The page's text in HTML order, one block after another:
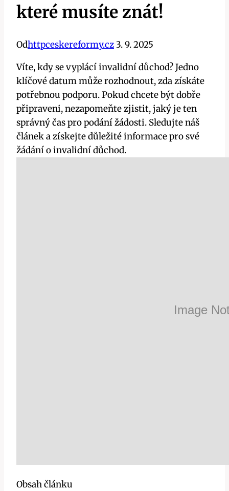
které musíte znát!
Odhttpceskereformy.cz3. 9. 2025
Víte, kdy se vyplácí invalidní​ důchod? Jedno⁣
klíčové datum⁣ může rozhodnout,​ zda získáte
potřebnou podporu. Pokud chcete být dobře
připraveni, ‌nezapomeňte ‌zjistit, ⁢jaký⁣ je ‌ten
správný⁣ čas pro⁤ podání žádosti. Sledujte náš
článek a získejte⁣ důležité informace ⁤pro své⁢
žádání o invalidní‌ důchod.
Obsah článku